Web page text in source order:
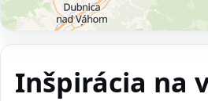
Inšpirácia na